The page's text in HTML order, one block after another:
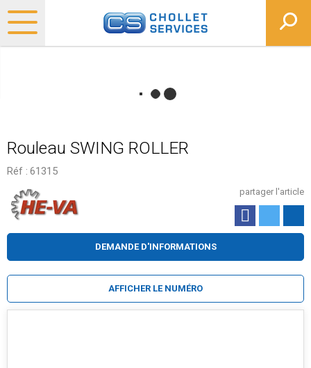
Rouleau SWING ROLLER
Réf : 61315
partager l'article
DEMANDE D'INFORMATIONS
AFFICHER LE NUMÉRO